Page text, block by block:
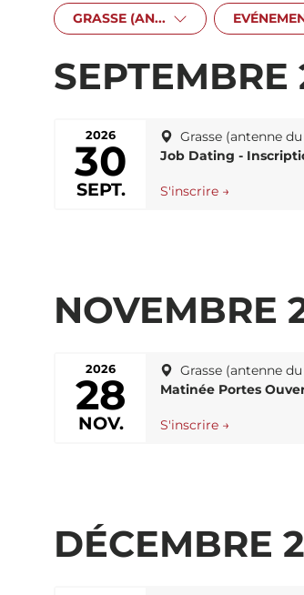
GRASSE (AN...
SEPTEMBRE
2026
30
SEPT.
Grasse (antenne
Job Dating -
S'inscrire →
NOVEMBRE
2026
28
NOV.
Grasse (antenne
Matinée Portes
S'inscrire →
DÉCEMBRE